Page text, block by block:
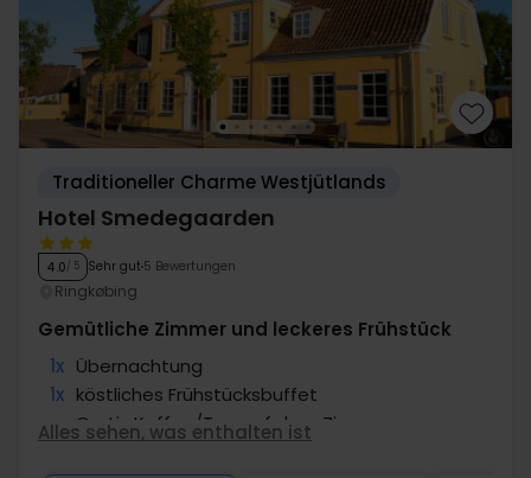
Traditioneller Charme Westjütlands
Hotel Smedegaarden
4.0/ 5 Sehr gut 5 Bewertungen
Ringkøbing
Gemütliche Zimmer und leckeres Frühstück
1x Übernachtung
1x köstliches Frühstücksbuffet
∞ Gratis Kaffee/Tee auf dem Zimmer
Alles sehen, was enthalten ist